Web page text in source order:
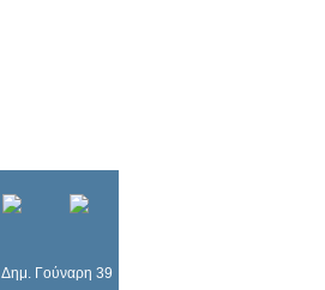
Δημ. Γούναρη 39